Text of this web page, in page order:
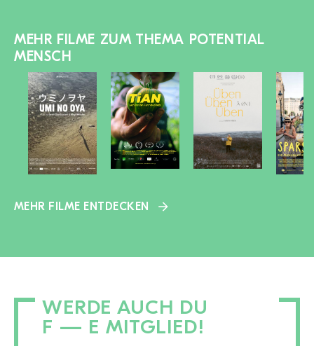
MEHR FILME ZUM THEMA POTENTIAL
MENSCH
MEHR FILME ENTDECKEN
WERDE AUCH DU
F — E MITGLIED!